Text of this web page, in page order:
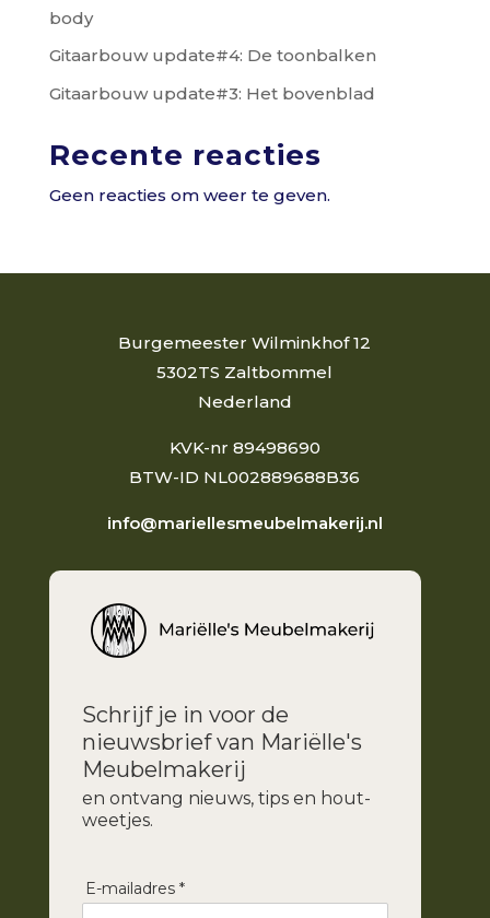
body
Gitaarbouw update#4: De toonbalken
Gitaarbouw update#3: Het bovenblad
Recente reacties
Geen reacties om weer te geven.
Burgemeester Wilminkhof 12
5302TS Zaltbommel
Nederland
KVK-nr 89498690
BTW-ID NL002889688B36
info@mariellesmeubelmakerij.nl
Schrijf je in voor de
nieuwsbrief van Mariëlle's
Meubelmakerij
en ontvang nieuws, tips en hout-
weetjes.
E-mailadres *